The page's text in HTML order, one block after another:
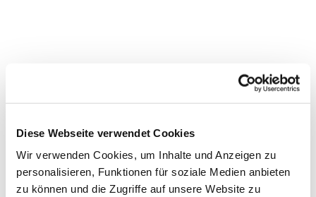
Diese Webseite verwendet Cookies
Wir verwenden Cookies, um Inhalte und Anzeigen zu
personalisieren, Funktionen für soziale Medien anbieten
zu können und die Zugriffe auf unsere Website zu